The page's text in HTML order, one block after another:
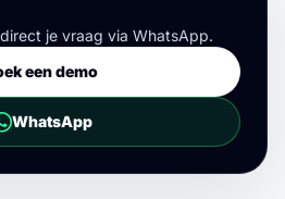
je vraag via WhatsApp.
een demo
WhatsApp